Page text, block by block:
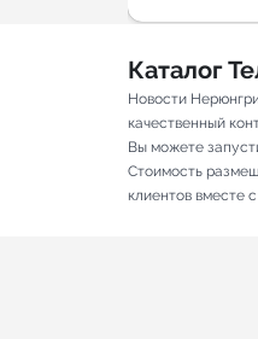
Каталог
Новости
качественный
Вы можете
Стоимость
клиентов вместе